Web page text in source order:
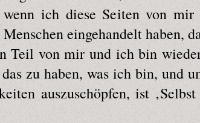
wenn ich diese Seiten von
eingehandelt haben,
Teil von mir und ich bin
zu haben, was ich bin, und
auszuschöpfen, ist